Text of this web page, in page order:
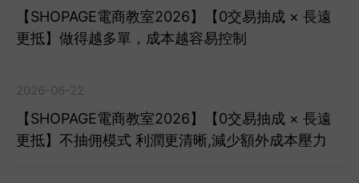
【SHOPAGE電商教室2026】【0交易抽成 × 長遠
更抵】做得越多單，成本越容易控制
2026-06-22
【SHOPAGE電商教室2026】【0交易抽成 × 長遠
更抵】不抽佣模式 利潤更清晰,減少額外成本壓力